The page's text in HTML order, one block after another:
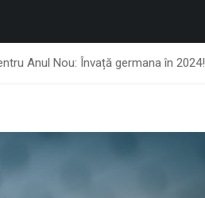
Anul Nou: Învață germana în 2024!